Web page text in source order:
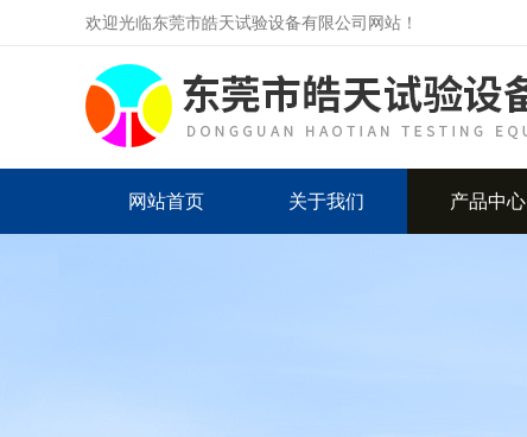
欢迎光临东莞市皓天试验设备有限公司网站！
网站首页 关于我们 产品中心